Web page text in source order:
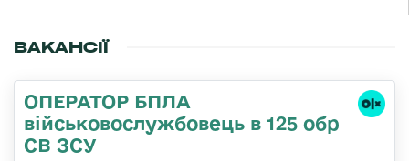
ВАКАНСІЇ
ОПЕРАТОР БПЛА
військовослужбовець в 125 обр
СВ ЗСУ